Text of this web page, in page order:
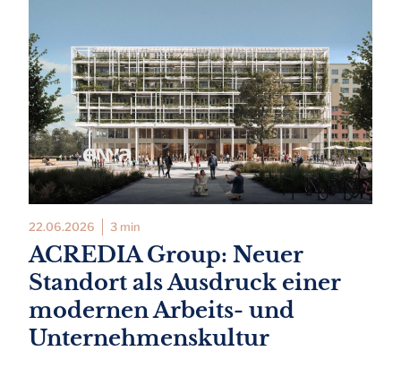
22.06.2026 3 min
ACREDIA Group: Neuer
Standort als Ausdruck einer
modernen Arbeits- und
Unternehmenskultur